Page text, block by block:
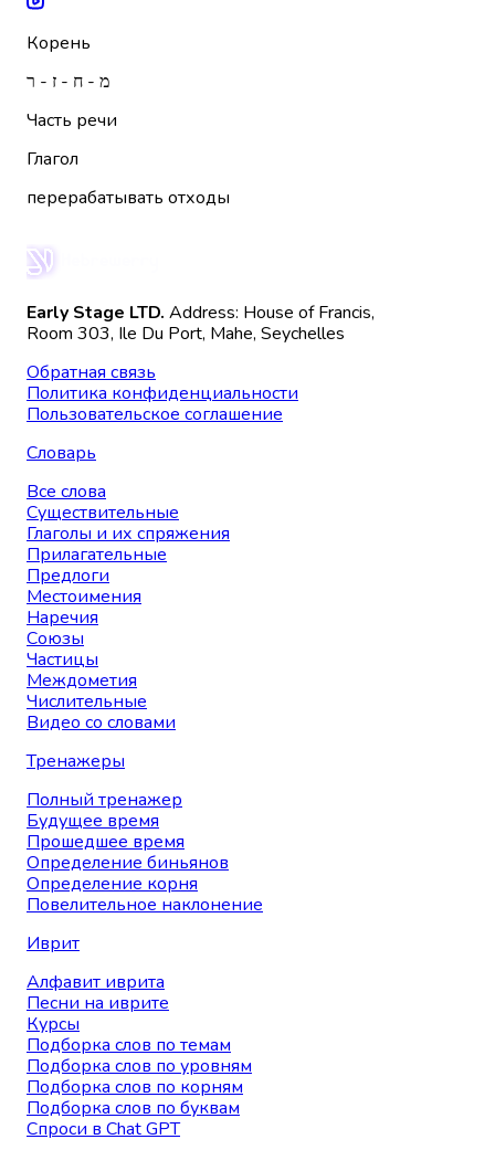
Корень
מ - ח - ז - ר
Часть речи
Глагол
перерабатывать отходы
Early Stage LTD. Address: House of Francis,
Room 303, Ile Du Port, Mahe, Seychelles
Обратная связь
Политика конфиденциальности
Пользовательское соглашение
Словарь
Все слова
Существительные
Глаголы и их спряжения
Прилагательные
Предлоги
Местоимения
Наречия
Союзы
Частицы
Междометия
Числительные
Видео со словами
Тренажеры
Полный тренажер
Будущее время
Прошедшее время
Определение биньянов
Определение корня
Повелительное наклонение
Иврит
Алфавит иврита
Песни на иврите
Курсы
Подборка слов по темам
Подборка слов по уровням
Подборка слов по корням
Подборка слов по буквам
Спроси в Chat GPT